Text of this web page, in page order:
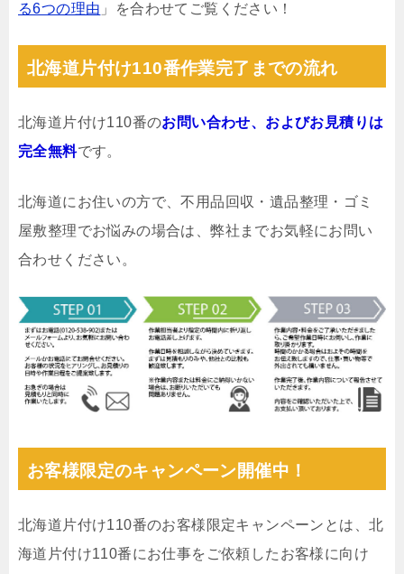
る6つの理由 」を合わせてご覧ください！
北海道片付け110番作業完了までの流れ
北海道片付け110番のお問い合わせ、およびお見積りは
完全無料です。
北海道にお住いの方で、不用品回収・遺品整理・ゴミ
屋敷整理でお悩みの場合は、弊社までお気軽にお問い
合わせください。
お客様限定のキャンペーン開催中！
北海道片付け110番のお客様限定キャンペーンとは、北
海道片付け110番にお仕事をご依頼したお客様に向け